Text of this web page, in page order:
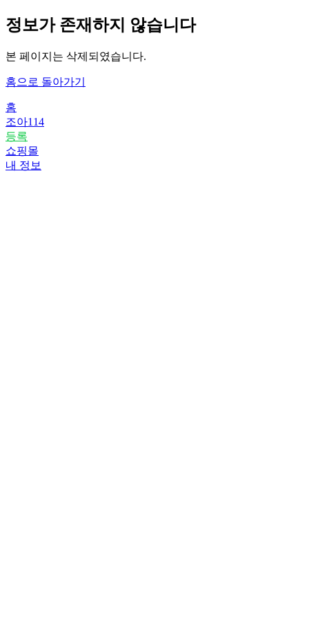
정보가 존재하지 않습니다
본 페이지는 삭제되였습니다.
홈으로 돌아가기
홈
조아114
등록
쇼핑몰
내 정보